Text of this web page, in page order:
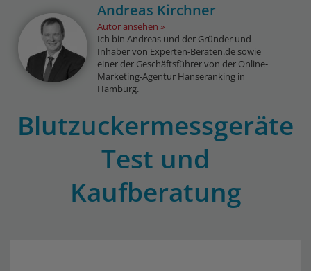
Andreas Kirchner
Autor ansehen
Ich bin Andreas und der Gründer und
Inhaber von Experten-Beraten.de sowie
einer der Geschäftsführer von der Online-
Marketing-Agentur Hanseranking in
Hamburg.
Blutzuckermessgeräte
Test und
Kaufberatung